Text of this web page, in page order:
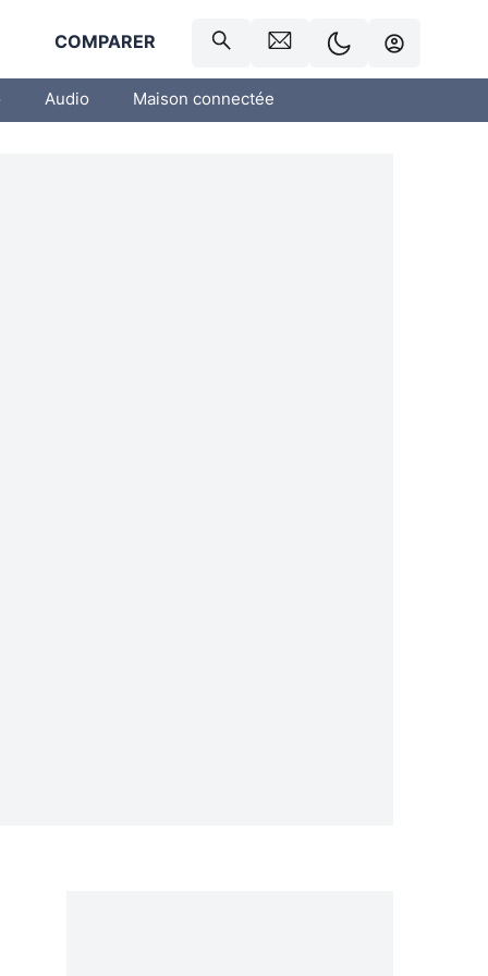
COMPARER
Audio Maison connectée